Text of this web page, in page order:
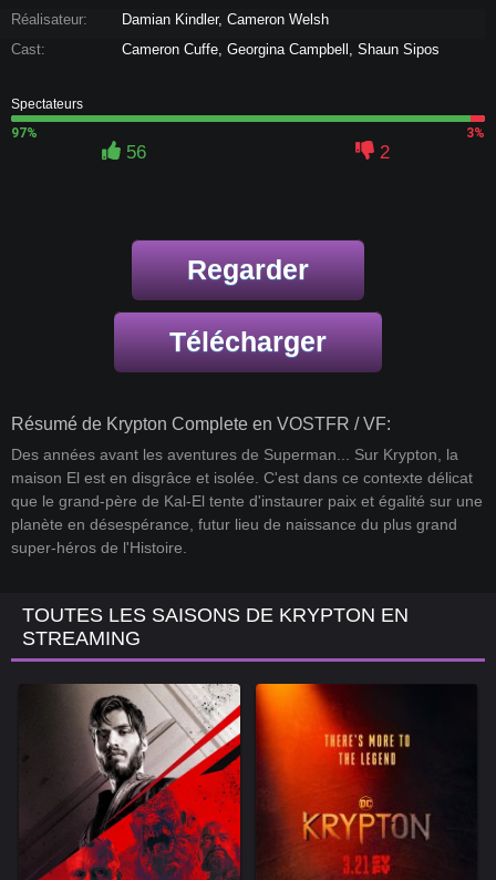
Réalisateur:
Damian Kindler, Cameron Welsh
Cast:
Cameron Cuffe, Georgina Campbell, Shaun Sipos
Spectateurs
97%
3%
56 2
Regarder
Télécharger
Résumé de Krypton Complete en VOSTFR / VF:
Des années avant les aventures de Superman... Sur Krypton, la
maison El est en disgrâce et isolée. C'est dans ce contexte délicat
que le grand-père de Kal-El tente d'instaurer paix et égalité sur une
planète en désespérance, futur lieu de naissance du plus grand
super-héros de l'Histoire.
TOUTES LES SAISONS DE KRYPTON EN
STREAMING